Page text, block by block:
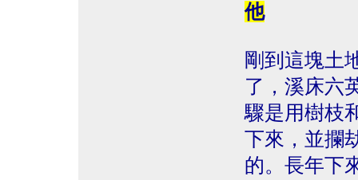
他
剛到這塊土
了，溪床六
驟是用樹枝
下來，並攔
的。長年下